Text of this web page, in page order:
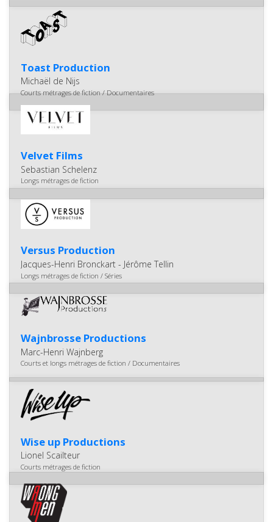
Toast Production
Michaël de Nijs
Courts métrages de fiction / Documentaires
Velvet Films
Sebastian Schelenz
Longs métrages de fiction
Versus Production
Jacques-Henri Bronckart - Jérôme Tellin
Longs métrages de fiction / Séries
Wajnbrosse Productions
Marc-Henri Wajnberg
Courts et longs métrages de fiction / Documentaires
Wise up Productions
Lionel Scailteur
Courts métrages de fiction